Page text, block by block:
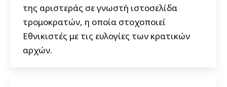
της αριστεράς σε γνωστή ιστοσελίδα
τρομοκρατών, η οποία στοχοποιεί
Εθνικιστές με τις ευλογίες των κρατικών
αρχών.